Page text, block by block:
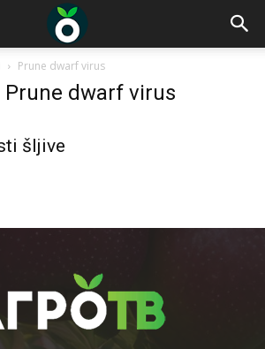
Prune dwarf virus
Prune dwarf virus
šljive